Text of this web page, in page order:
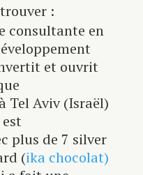
:
consultante en
et ouvrit
Tel Aviv (Israël)
plus de 7 silver
(ika chocolat)